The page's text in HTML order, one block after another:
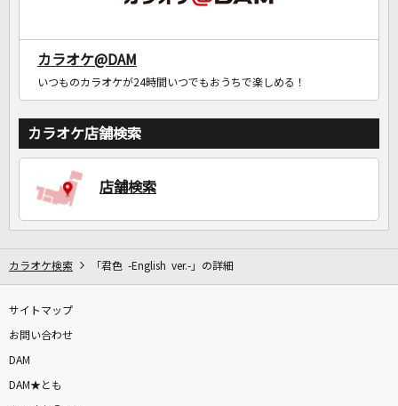
カラオケ@DAM
いつものカラオケが24時間いつでもおうちで楽しめる！
カラオケ店舗検索
店舗検索
カラオケ検索 「君色 -English ver.-」の詳細
サイトマップ
お問い合わせ
DAM
DAM★とも